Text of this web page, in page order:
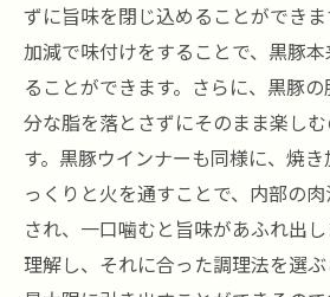
ずに旨味を閉じ込めることができ
加減で味付けをすることで、黒豚
ることができます。さらに、黒豚
分な脂を落とさずにそのまま楽し
す。黒豚ウインナーも同様に、焼
っくりと火を通すことで、内部の
され、一口噛むと旨味があふれ出
理解し、それに合った調理法を選